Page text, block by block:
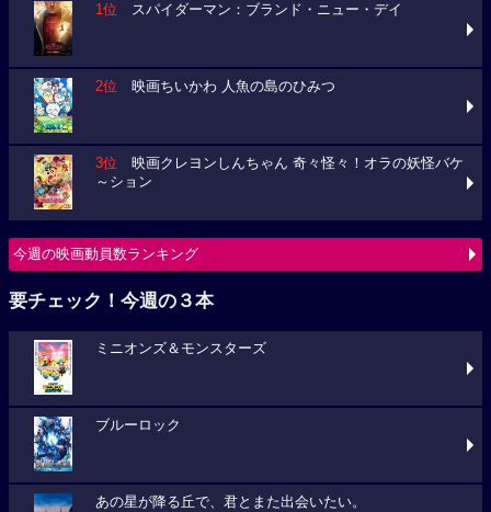
1位 スパイダーマン：ブランド・ニュー・デイ
2位 映画ちいかわ 人魚の島のひみつ
3位 映画クレヨンしんちゃん 奇々怪々！オラの妖怪バケ
～ション
今週の映画動員数ランキング
要チェック！今週の３本
ミニオンズ＆モンスターズ
ブルーロック
あの星が降る丘で、君とまた出会いたい。